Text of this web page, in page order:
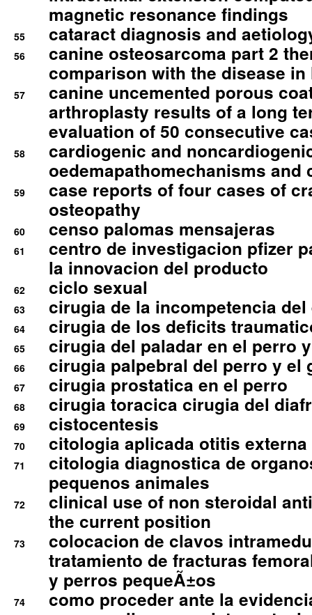
magnetic resonance findings
55 cataract diagnosis and
56
canine osteosarcoma part 2
comparison with the disease in
57
canine uncemented porous
arthroplasty results of a long
evaluation of 50 consecutive
58
cardiogenic and
oedemapathomechanisms and
59
case reports of four cases of
osteopathy
60 censo palomas mensajeras
61
centro de investigacion pfizer
la innovacion del producto
62 ciclo sexual
63 cirugia de la incompetencia
64 cirugia de los deficits
65 cirugia del paladar en el perro
66 cirugia palpebral del perro y el
67 cirugia prostatica en el perro
68 cirugia toracica cirugia del
69 cistocentesis
70 citologia aplicada otitis externa
71
citologia diagnostica de
pequenos animales
72
clinical use of non steroidal
the current position
73
colocacion de clavos
tratamiento de fracturas
y perros pequeÃ±os
74 como proceder ante la